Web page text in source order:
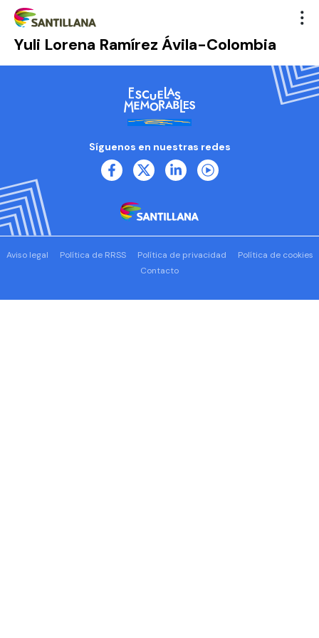
Yuli Lorena Ramírez Ávila-Colombia
Síguenos en nuestras redes
Aviso legal Política de RRSS Política de privacidad
Política de cookies
Contacto